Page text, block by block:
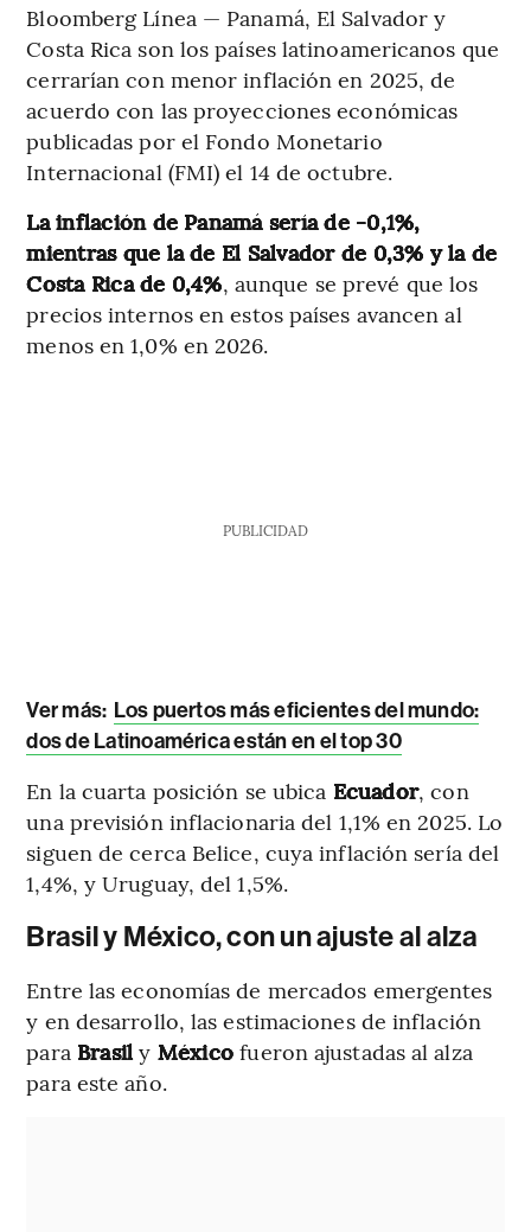
Bloomberg Línea — Panamá, El Salvador y
Costa Rica son los países latinoamericanos que
cerrarían con menor inflación en 2025, de
acuerdo con las proyecciones económicas
publicadas por el Fondo Monetario
Internacional (FMI) el 14 de octubre.
La inflación de Panamá sería de -0,1%,
mientras que la de El Salvador de 0,3% y la de
Costa Rica de 0,4%, aunque se prevé que los
precios internos en estos países avancen al
menos en 1,0% en 2026.
PUBLICIDAD
Ver más: Los puertos más eficientes del mundo:
dos de Latinoamérica están en el top 30
En la cuarta posición se ubica Ecuador, con
una previsión inflacionaria del 1,1% en 2025. Lo
siguen de cerca Belice, cuya inflación sería del
1,4%, y Uruguay, del 1,5%.
Brasil y México, con un ajuste al alza
Entre las economías de mercados emergentes
y en desarrollo, las estimaciones de inflación
para Brasil y Méxicofueron ajustadas al alza
para este año.